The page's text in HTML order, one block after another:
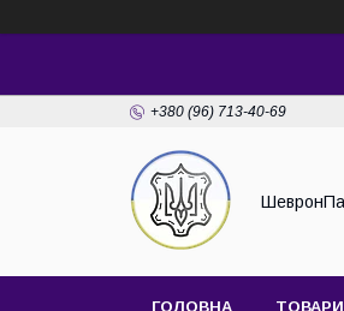
+380 (96) 713-40-69
ГОЛОВНА